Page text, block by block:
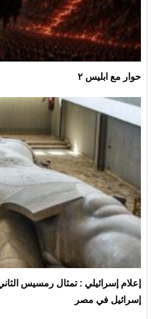
حوار مع ابليس ٢
إعلام إسرائيلي : تمثال رمسيس
إسرائيل في مصر